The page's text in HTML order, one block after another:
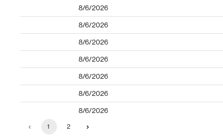
8/6/2026
8/6/2026
8/6/2026
8/6/2026
8/6/2026
8/6/2026
8/6/2026
1 2